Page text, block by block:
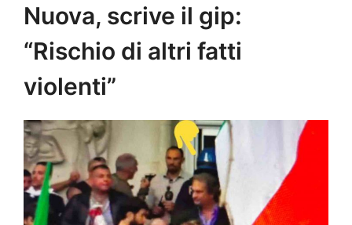
Nuova, scrive il gip:
“Rischio di altri fatti
violenti”